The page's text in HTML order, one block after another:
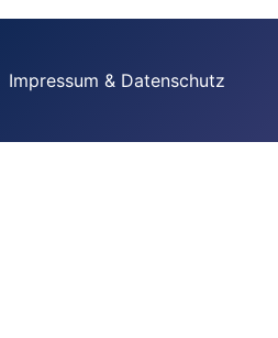
Impressum & Datenschutz